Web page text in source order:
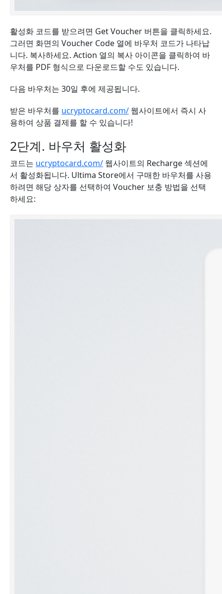
활성화 코드를 받으려면 Get Voucher 버튼을 클릭하세요.
그러면 화면의 Voucher Code 열에 바우처 코드가 나타납
니다. 복사하세요. Action 열의 복사 아이콘을 클릭하여 바
우처를 PDF 형식으로 다운로드할 수도 있습니다.
다음 바우처는 30일 후에 제공됩니다.
받은 바우처를 ucryptocard.com/ 웹사이트에서 즉시 사
용하여 상품 결제를 할 수 있습니다!
2단계. 바우처 활성화
코드는 ucryptocard.com/ 웹사이트의 Recharge 섹션에
서 활성화됩니다. Ultima Store에서 구매한 바우처를 사용
하려면 해당 상자를 선택하여 Voucher 보충 방법을 선택
하세요: